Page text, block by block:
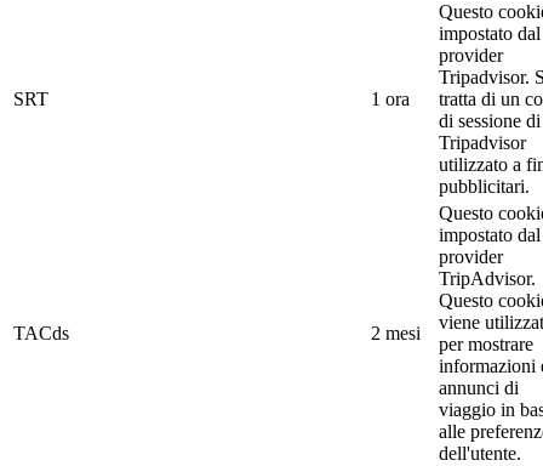
SRT 1 ora
Questo
impostato dal
provider
Tripadvisor.
tratta di un
di sessione di
Tripadvisor
utilizzato a
pubblicitari.
TACds 2 mesi
Questo
impostato dal
provider
TripAdvisor.
Questo
viene
per mostrare
informazioni
annunci di
viaggio in
alle
dell'utente.